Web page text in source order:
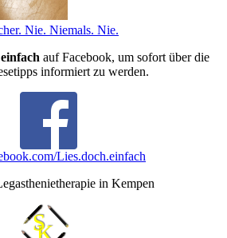
Nie. Niemals. Nie.
auf Facebook, um sofort über die
informiert zu werden.
Lies.doch.einfach
in Kempen